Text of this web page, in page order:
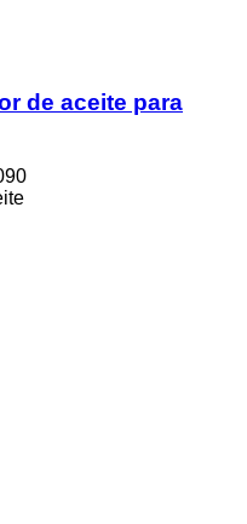
de aceite para